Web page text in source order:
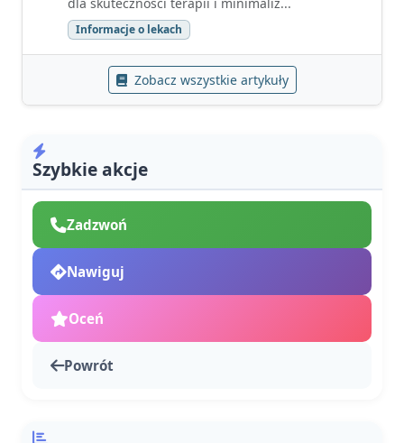
Informacje o lekach
Zobacz wszystkie artykuły
Szybkie akcje
Zadzwoń
Nawiguj
Oceń
Powrót